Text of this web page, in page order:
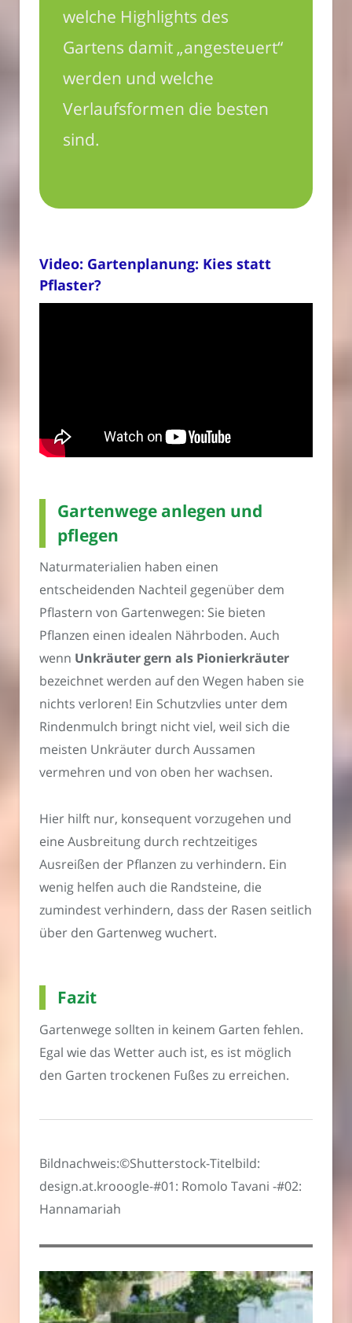
welche Highlights des
Gartens damit „angesteuert“
werden und welche
Verlaufsformen die besten
sind.
Video: Gartenplanung: Kies statt
Pflaster?
Gartenwege anlegen und
pflegen
Naturmaterialien haben einen
entscheidenden Nachteil gegenüber dem
Pflastern von Gartenwegen: Sie bieten
Pflanzen einen idealen Nährboden. Auch
wenn Unkräuter gern als Pionierkräuter
bezeichnet werden auf den Wegen haben sie
nichts verloren! Ein Schutzvlies unter dem
Rindenmulch bringt nicht viel, weil sich die
meisten Unkräuter durch Aussamen
vermehren und von oben her wachsen.
Hier hilft nur, konsequent vorzugehen und
eine Ausbreitung durch rechtzeitiges
Ausreißen der Pflanzen zu verhindern. Ein
wenig helfen auch die Randsteine, die
zumindest verhindern, dass der Rasen seitlich
über den Gartenweg wuchert.
Fazit
Gartenwege sollten in keinem Garten fehlen.
Egal wie das Wetter auch ist, es ist möglich
den Garten trockenen Fußes zu erreichen.
Bildnachweis:©Shutterstock-Titelbild:
design.at.krooogle-#01: Romolo Tavani -#02:
Hannamariah